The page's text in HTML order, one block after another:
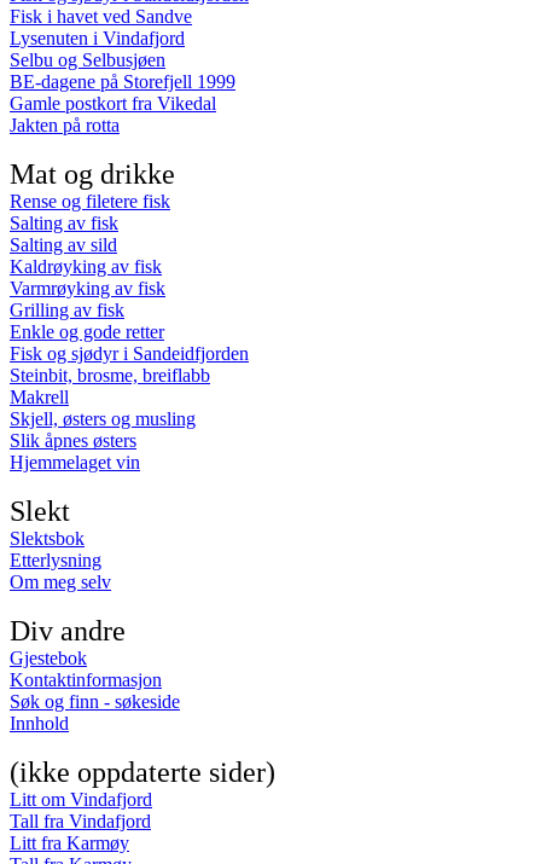
Fisk i havet ved Sandve
Lysenuten i Vindafjord
Selbu og Selbusjøen
BE-dagene på Storefjell 1999
Gamle postkort fra Vikedal
Jakten på rotta
Mat og drikke
Rense og filetere fisk
Salting av fisk
Salting av sild
Kaldrøyking av fisk
Varmrøyking av fisk
Grilling av fisk
Enkle og gode retter
Fisk og sjødyr i Sandeidfjorden
Steinbit, brosme, breiflabb
Makrell
Skjell, østers og musling
Slik åpnes østers
Hjemmelaget vin
Slekt
Slektsbok
Etterlysning
Om meg selv
Div andre
Gjestebok
Kontaktinformasjon
Søk og finn - søkeside
Innhold
(ikke oppdaterte sider)
Litt om Vindafjord
Tall fra Vindafjord
Litt fra Karmøy